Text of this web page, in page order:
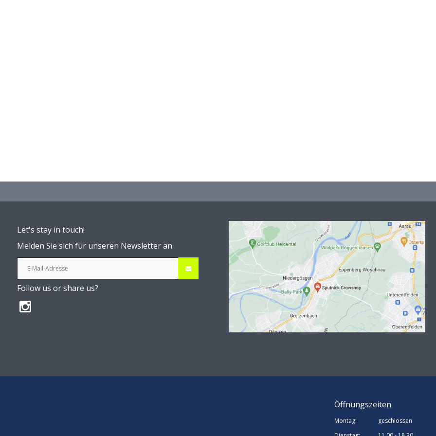
Let's stay in touch!
Melden Sie sich für unseren Newsletter an
Follow us or share us?
Öffnungszeiten
Montag:
geschlossen